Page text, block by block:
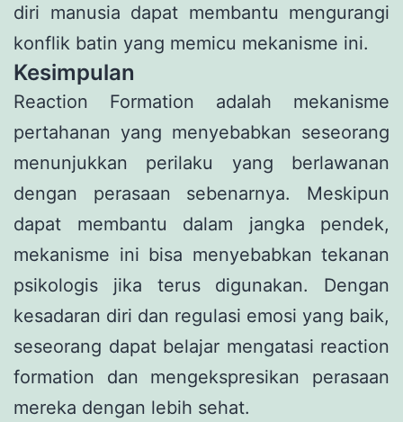
diri manusia dapat membantu mengurangi
konflik batin yang memicu mekanisme ini.
Kesimpulan
Reaction Formation adalah mekanisme
pertahanan yang menyebabkan seseorang
menunjukkan perilaku yang berlawanan
dengan perasaan sebenarnya. Meskipun
dapat membantu dalam jangka pendek,
mekanisme ini bisa menyebabkan tekanan
psikologis jika terus digunakan. Dengan
kesadaran diri dan regulasi emosi yang baik,
seseorang dapat belajar mengatasi reaction
formation dan mengekspresikan perasaan
mereka dengan lebih sehat.